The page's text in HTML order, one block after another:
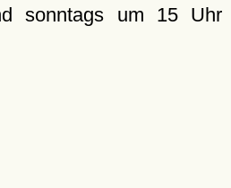
sonntags um 15 Uhr